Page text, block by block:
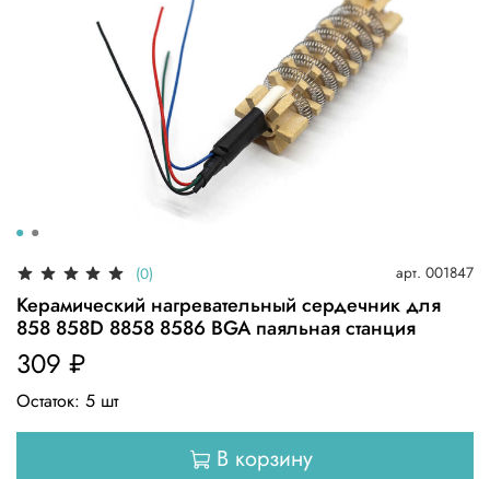
(0) арт. 001847
Керамический нагревательный сердечник для
858 858D 8858 8586 BGA паяльная станция
309 ₽
Остаток: 5 шт
В корзину